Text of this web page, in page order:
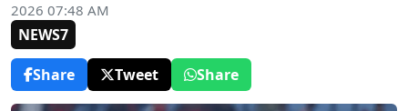
2026 07:48 AM
NEWS7
Share
Tweet Share